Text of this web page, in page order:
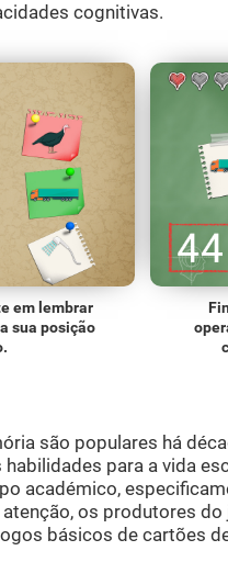
cognitivas.
em lembrar
sua posição
são populares há
para a vida
académico,
os produtores
básicos de cartões